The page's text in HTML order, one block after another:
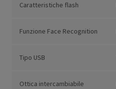
Caratteristiche flash
Funzione Face Recognition
Tipo USB
Ottica intercambiabile